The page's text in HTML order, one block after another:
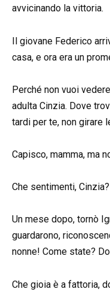
avvicinando la vittoria.
Il giovane Federico
casa, e ora era un
Perché non vuoi
adulta Cinzia. Dove
tardi per te, non girare
Capisco, mamma, ma
Che sentimenti,
Un mese dopo, tornò
guardarono,
nonne! Come state?
Che gioia è a fattoria,